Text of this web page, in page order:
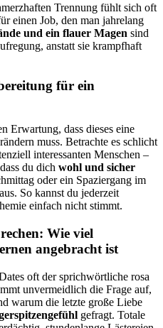
Trennung fühlt sich oft
einen Job, den man jahrelang
und ein flauer Magen sind
anstatt sie krampfhaft
für ein
Erwartung, dass dieses eine
muss. Betrachte es schlicht
interessanten Menschen –
du dich wohl und sicher
oder ein Spaziergang im
So kannst du jederzeit
einfach nicht stimmt.
Wie viel
angebracht ist
oft der sprichwörtliche rosa
unvermeidlich die Frage auf,
warum die letzte große Liebe
gefragt. Totale